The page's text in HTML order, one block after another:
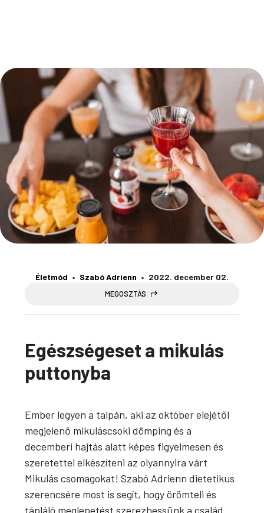
Életmód Szabó Adrienn 2022. december 02.
MEGOSZTÁS
Egészségeset a mikulás
puttonyba
Ember legyen a talpán, aki az október elejétől
megjelenő mikuláscsoki dömping és a
decemberi hajtás alatt képes figyelmesen és
szeretettel elkészíteni az olyannyira várt
Mikulás csomagokat! Szabó Adrienn dietetikus
szerencsére most is segít, hogy örömteli és
tápláló meglepetést szerezhessünk a család